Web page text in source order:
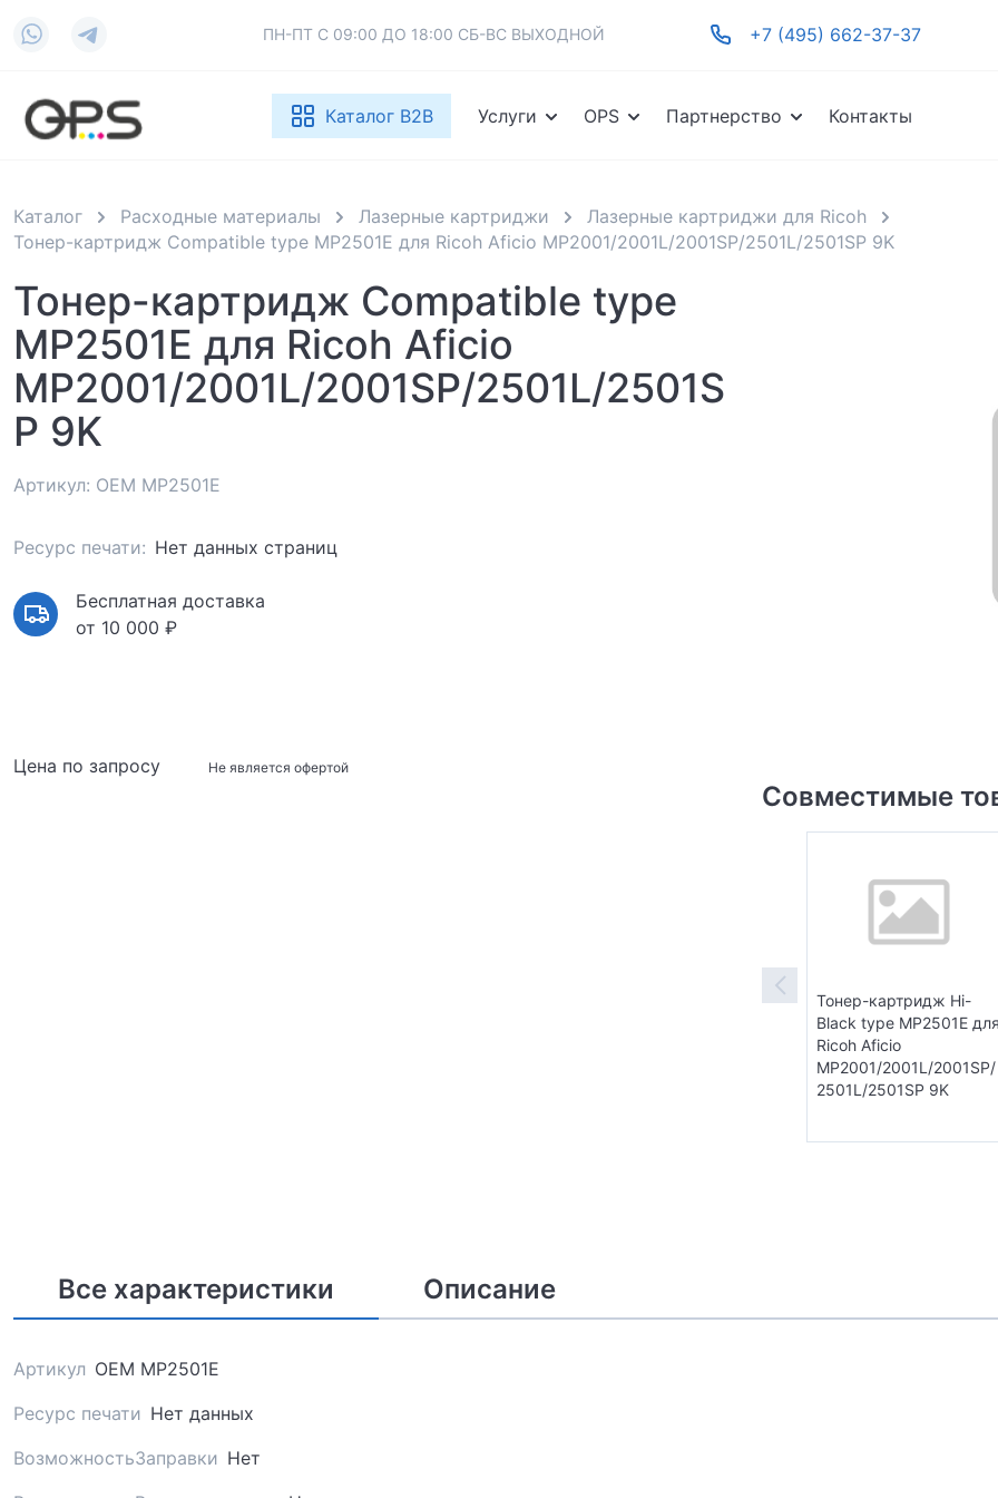
ПН-ПТ С 09:00 ДО 18:00 СБ-ВС ВЫХОДНОЙ +7 (495) 662-37-37
Каталог B2B Услуги OPS Партнерство Контакты
Каталог Расходные материалы Лазерные картриджи
Лазерные картриджи для Ricoh
Тонер-картридж Compatible type MP2501E для Ricoh Aficio MP2001/2001L/2001SP/2501L/2501SP 9K
Тонер-картридж Compatible type
MP2501E для Ricoh Aficio
MP2001/2001L/2001SP/2501L/2501S
P 9K
Артикул: OEM MP2501E
Ресурс печати: Нет данных страниц
Бесплатная доставка
от 10 000 ₽
Цена по запросу Не является офертой
Совместимые
Тонер-картридж Hi-
Black type MP2501E
Ricoh Aficio
MP2001/2001L/2001SP/
2501L/2501SP 9K
Все характеристики Описание
Артикул OEM MP2501E
Ресурс печати Нет данных
ВозможностьЗаправки Нет